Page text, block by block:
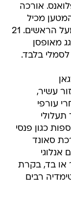
אורכה
4.48 מ' ותא המטען מכיל
מקום ל-417 ל' כשגג הזכוכית פרוס מעל הראשים. 21
מאופסן
עשיר,
עורפי
כגון פנסי
סאונד
או בד, בקרת
רבים